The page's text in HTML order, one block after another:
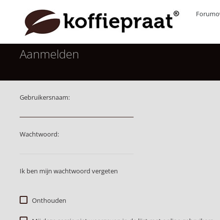
Aanmelden
Gebruikersnaam:
Wachtwoord:
Ik ben mijn wachtwoord vergeten
Onthouden